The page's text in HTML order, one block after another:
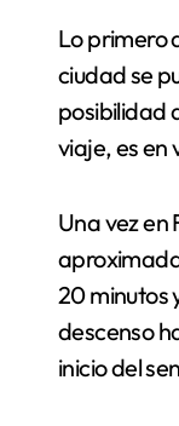
Lo primero
ciudad se
posibilidad
viaje, es en
Una vez en
20 minutos
descenso
inicio del